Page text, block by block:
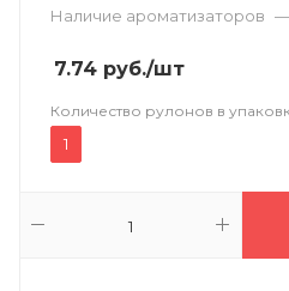
Наличие ароматизаторов —
7.74 руб./шт
Количество рулонов в
1